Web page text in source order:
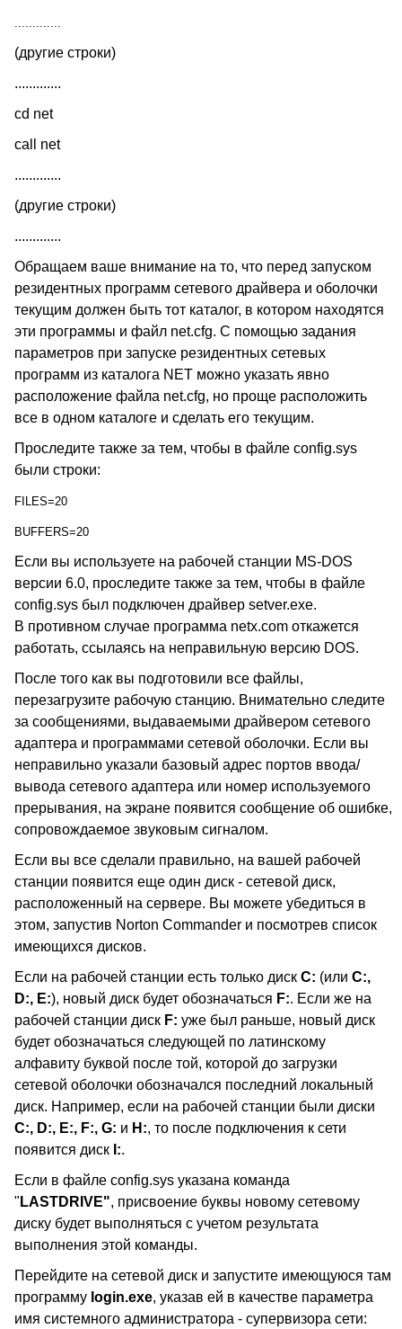
.............
(другие строки)
.............
cd net
call net
.............
(другие строки)
.............
Обращаем ваше внимание на то, что перед запуском
резидентных программ сетевого драйвера и оболочки
текущим должен быть тот каталог, в котором находятся
эти программы и файл net.cfg. С помощью задания
параметров при запуске резидентных сетевых
программ из каталога NET можно указать явно
расположение файла net.cfg, но проще расположить
все в одном каталоге и сделать его текущим.
Проследите также за тем, чтобы в файле config.sys
были строки:
FILES=20
BUFFERS=20
Если вы используете на рабочей станции MS-DOS
версии 6.0, проследите также за тем, чтобы в файле
config.sys был подключен драйвер setver.exe.
В противном случае программа netx.com откажется
работать, ссылаясь на неправильную версию DOS.
После того как вы подготовили все файлы,
перезагрузите рабочую станцию. Внимательно следите
за сообщениями, выдаваемыми драйвером сетевого
адаптера и программами сетевой оболочки. Если вы
неправильно указали базовый адрес портов ввода/
вывода сетевого адаптера или номер используемого
прерывания, на экране появится сообщение об ошибке,
сопровождаемое звуковым сигналом.
Если вы все сделали правильно, на вашей рабочей
станции появится еще один диск - сетевой диск,
расположенный на сервере. Вы можете убедиться в
этом, запустив Norton Commander и посмотрев список
имеющихся дисков.
Если на рабочей станции есть только диск C: (или C:,
D:, E:), новый диск будет обозначаться F:. Если же на
рабочей станции диск F: уже был раньше, новый диск
будет обозначаться следующей по латинскому
алфавиту буквой после той, которой до загрузки
сетевой оболочки обозначался последний локальный
диск. Например, если на рабочей станции были диски
C:, D:, E:, F:, G: и H:, то после подключения к сети
появится диск I:.
Если в файле config.sys указана команда
" LASTDRIVE", присвоение буквы новому сетевому
диску будет выполняться с учетом результата
выполнения этой команды.
Перейдите на сетевой диск и запустите имеющуюся там
программу login.exe, указав ей в качестве параметра
имя системного администратора - супервизора сети: